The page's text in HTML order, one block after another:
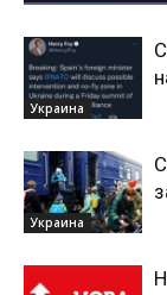
Украина
Украина